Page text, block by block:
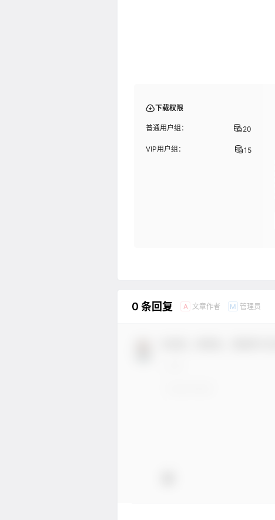
下载权限
普通用户组： 20
VIP用户组： 15
0 条回复 A 文章作者 M 管理员